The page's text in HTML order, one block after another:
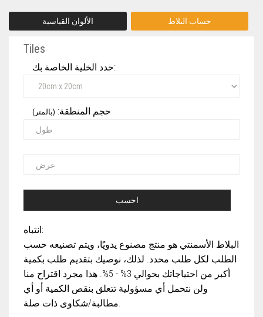
الألوان القياسية حساب البلاط
Tiles
حدد الخلية الخاصة بك:
حجم المنطقة: (بالمتر)
احسب
انتباه:
البلاط الأسمنتي هو منتج مصنوع يدويًا، ويتم تصنيعه حسب
الطلب لكل طلب محدد. لذلك، نوصيك بتقديم طلب بكمية
أكبر من احتياجاتك بحوالي 3% - 5%. هذا مجرد اقتراح منا
ولن نتحمل أي مسؤولية تتعلق بنقص الكمية أو أي
مطالبة/شكاوى ذات صلة.